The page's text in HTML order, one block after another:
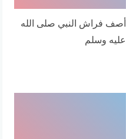
أصف فراش النبي صلى الله
عليه وسلم